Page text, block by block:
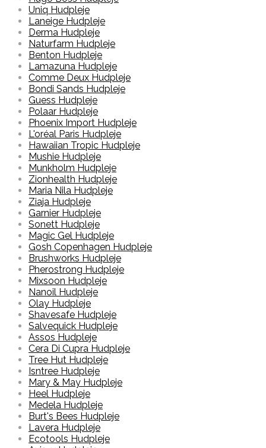
Uniq Hudpleje
Laneige Hudpleje
Derma Hudpleje
Naturfarm Hudpleje
Benton Hudpleje
Lamazuna Hudpleje
Comme Deux Hudpleje
Bondi Sands Hudpleje
Guess Hudpleje
Polaar Hudpleje
Phoenix Import Hudpleje
L'oréal Paris Hudpleje
Hawaiian Tropic Hudpleje
Mushie Hudpleje
Munkholm Hudpleje
Zionhealth Hudpleje
Maria Nila Hudpleje
Ziaja Hudpleje
Garnier Hudpleje
Sonett Hudpleje
Magic Gel Hudpleje
Gosh Copenhagen Hudpleje
Brushworks Hudpleje
Pherostrong Hudpleje
Mixsoon Hudpleje
Nanoil Hudpleje
Olay Hudpleje
Shavesafe Hudpleje
Salvequick Hudpleje
Assos Hudpleje
Cera Di Cupra Hudpleje
Tree Hut Hudpleje
Isntree Hudpleje
Mary & May Hudpleje
Heel Hudpleje
Medela Hudpleje
Burt's Bees Hudpleje
Lavera Hudpleje
Ecotools Hudpleje